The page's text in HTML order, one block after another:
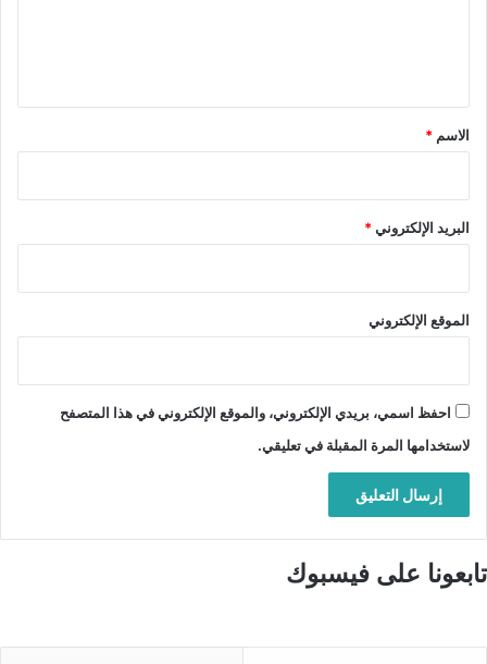
*
الاسم *
البريد الإلكتروني*
الموقع الإلكتروني
احفظ اسمي، بريدي الإلكتروني، والموقع الإلكتروني في هذا المتصفح
لاستخدامها المرة المقبلة في تعليقي.
تابعونا على فيسبوك